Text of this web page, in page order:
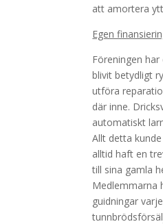
att amortera
Egen
Föreningen
blivit betydligt
utföra
där inne.
automatiskt
Allt detta
alltid haft en
till sina gamla
Medlemmarna
guidningar